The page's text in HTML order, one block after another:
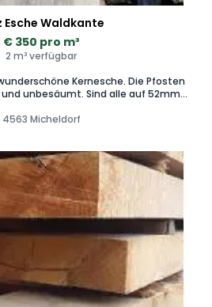
Waldkante
€ 350 pro m³
2 m³ verfügbar
Kernesche. Die Pfosten
unbesäumt. Sind alle auf 52mm
Anfrage und Besichtigung.
4563 Micheldorf